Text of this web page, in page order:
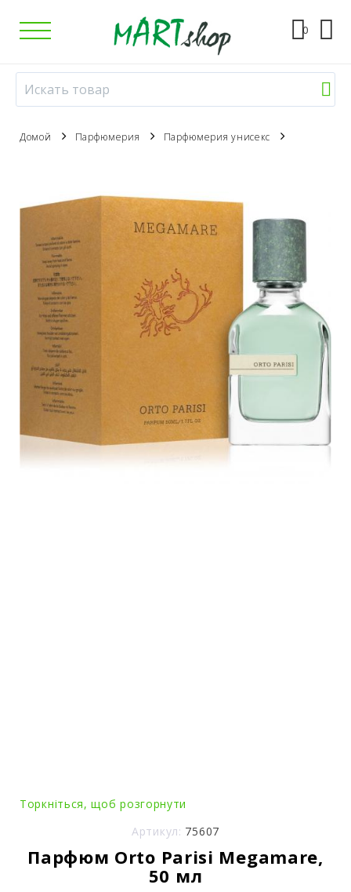
0
Домой Парфюмерия Парфюмерия унисекс
Торкніться, щоб розгорнути
Артикул: 75607
Парфюм Orto Parisi Megamare,
50 мл